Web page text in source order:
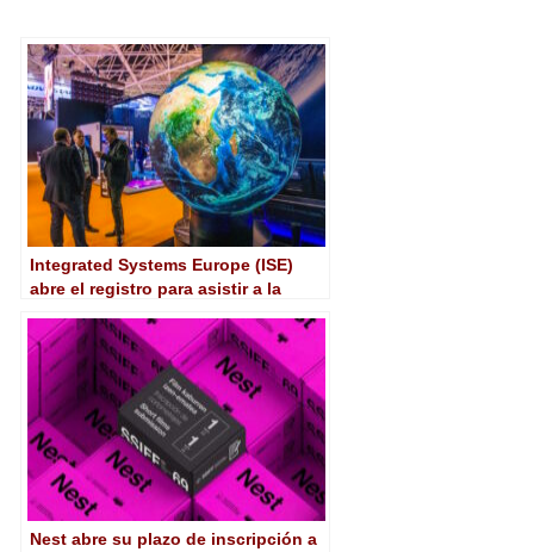
Integrated Systems Europe (ISE)
abre el registro para asistir a la
Nest abre su plazo de inscripción a